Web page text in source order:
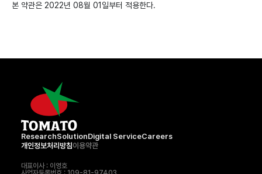
본 약관은 2022년 08월 01일부터 적용한다.
ResearchSolutionDigital ServiceCareers
개인정보처리방침이용약관
대표이사 : 이영호